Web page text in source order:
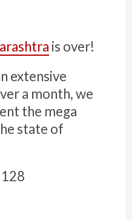
is over!
extensive
a month, we
the mega
state of